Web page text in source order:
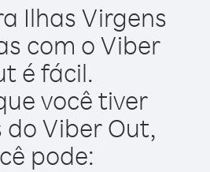
Ilhas Virgens
com o Viber
é fácil.
você tiver
Viber Out,
pode: